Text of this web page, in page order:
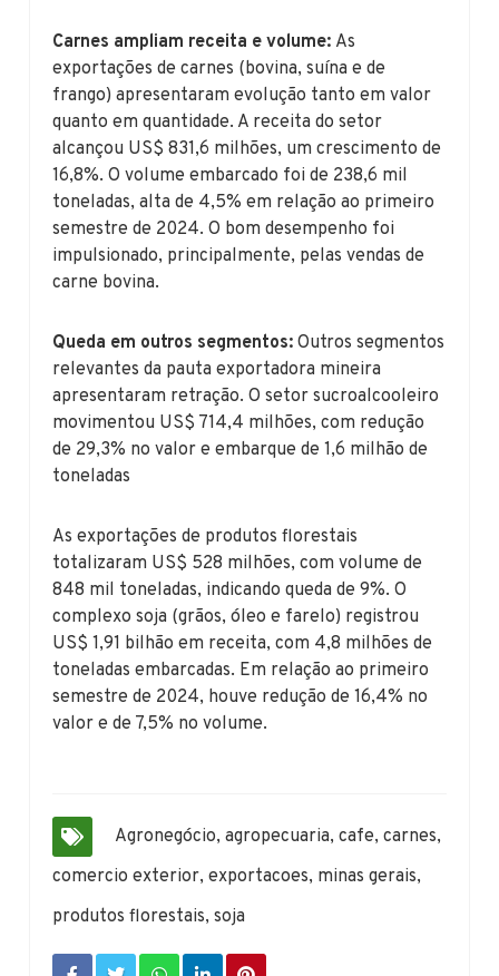
Carnes ampliam receita e volume: As
exportações de carnes (bovina, suína e de
frango) apresentaram evolução tanto em valor
quanto em quantidade. A receita do setor
alcançou US$ 831,6 milhões, um crescimento de
16,8%. O volume embarcado foi de 238,6 mil
toneladas, alta de 4,5% em relação ao primeiro
semestre de 2024. O bom desempenho foi
impulsionado, principalmente, pelas vendas de
carne bovina.
Queda em outros segmentos: Outros segmentos
relevantes da pauta exportadora mineira
apresentaram retração. O setor sucroalcooleiro
movimentou US$ 714,4 milhões, com redução
de 29,3% no valor e embarque de 1,6 milhão de
toneladas
As exportações de produtos florestais
totalizaram US$ 528 milhões, com volume de
848 mil toneladas, indicando queda de 9%. O
complexo soja (grãos, óleo e farelo) registrou
US$ 1,91 bilhão em receita, com 4,8 milhões de
toneladas embarcadas. Em relação ao primeiro
semestre de 2024, houve redução de 16,4% no
valor e de 7,5% no volume.
Agronegócio,agropecuaria,cafe,carnes,
comercio exterior,exportacoes, minas gerais,
produtos florestais,soja